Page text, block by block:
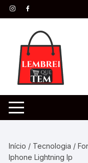
Início / Tecnologia /
Iphone Lightning Ip